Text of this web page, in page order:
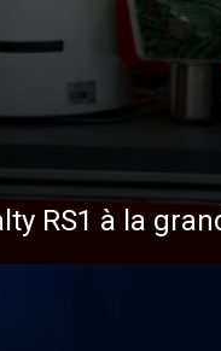
RS1 à la